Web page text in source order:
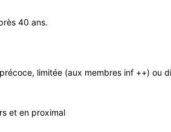
40 ans.
limitée (aux membres inf ++) ou
et en proximal